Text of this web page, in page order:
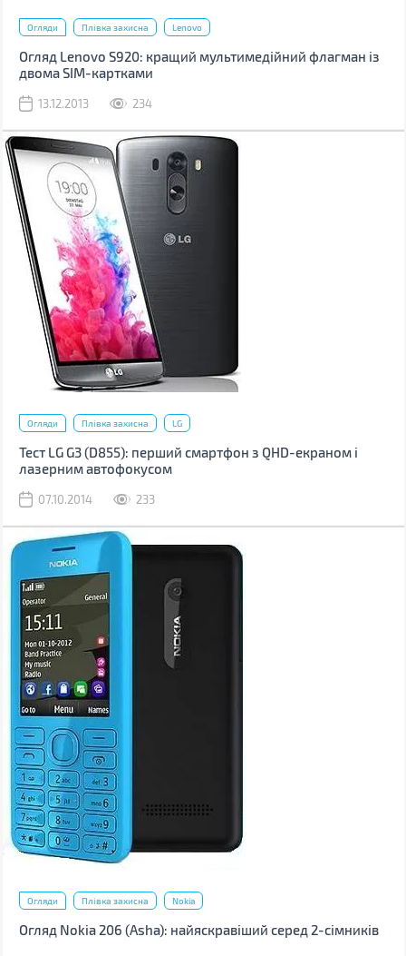
Огляди Плівка захисна Lenovo
Огляд Lenovo S920: кращий мультимедійний флагман із
двома SIM-картками
13.12.2013 234
Огляди Плівка захисна LG
Тест LG G3 (D855): перший смартфон з QHD-екраном і
лазерним автофокусом
07.10.2014 233
Огляди Плівка захисна Nokia
Огляд Nokia 206 (Asha): найяскравіший серед 2-сімників